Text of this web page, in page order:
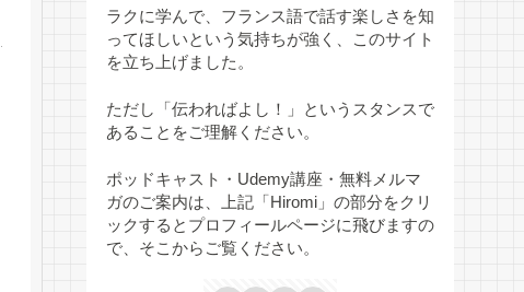
ラクに学んで、フランス語で話す楽しさを知
ってほしいという気持ちが強く、このサイト
を立ち上げました。
ただし「伝わればよし！」というスタンスで
あることをご理解ください。
ポッドキャスト・Udemy講座・無料メルマ
ガのご案内は、上記「Hiromi」の部分をクリ
ックするとプロフィールページに飛びますの
で、そこからご覧ください。